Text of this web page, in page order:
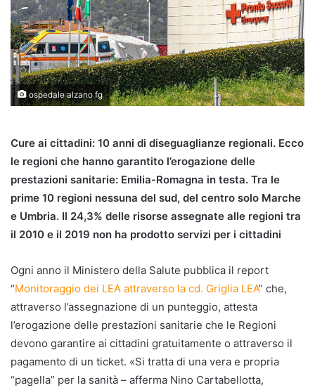
ospedale alzano fg
Cure ai cittadini: 10 anni di diseguaglianze regionali. Ecco
le regioni che hanno garantito l’erogazione delle
prestazioni sanitarie: Emilia-Romagna in testa. Tra le
prime 10 regioni nessuna del sud, del centro solo Marche
e Umbria. Il 24,3% delle risorse assegnate alle regioni tra
il 2010 e il 2019 non ha prodotto servizi per i cittadini
Ogni anno il Ministero della Salute pubblica il report
“Monitoraggio dei LEA attraverso la cd. Griglia LEA” che,
attraverso l’assegnazione di un punteggio, attesta
l’erogazione delle prestazioni sanitarie che le Regioni
devono garantire ai cittadini gratuitamente o attraverso il
pagamento di un ticket. «Si tratta di una vera e propria
“pagella” per la sanità – afferma Nino Cartabellotta,